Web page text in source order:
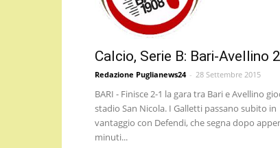
Calcio, Serie B: Bari-Avellino
Redazione Puglianews24 - 28 Settembre 2015
BARI - Finisce 2-1 la gara tra Bari e Avellino
stadio San Nicola. I Galletti passano subito in
vantaggio con Defendi, che segna dopo
minuti...